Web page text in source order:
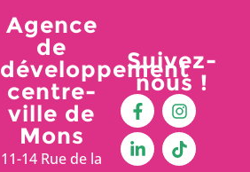
Agence
de
développement
centre-
ville de
Mons
11-14 Rue de la
Suivez-
nous !